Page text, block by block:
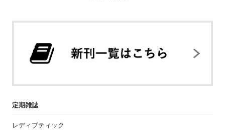
定期雑誌
レディブティック